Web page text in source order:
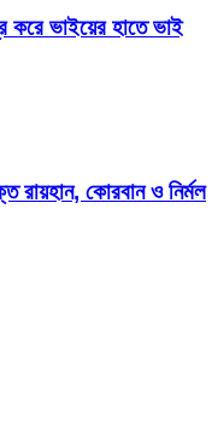
করে ভাইয়ের হাতে ভাই
রায়হান, কোরবান ও নির্মল